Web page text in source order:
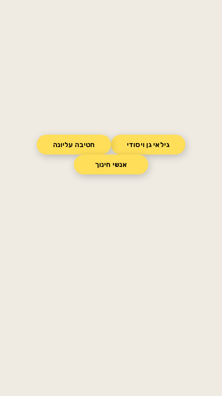
גילאי גן ויסודי חטיבה עליונה
אנשי חינוך